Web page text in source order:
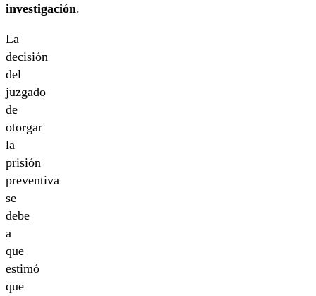
investigación.
La
decisión
del
juzgado
de
otorgar
la
prisión
preventiva
se
debe
a
que
estimó
que